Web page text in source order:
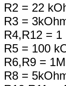
R2 = 22
R3 =
R4,R12 = 1
R5 = 100
R6,R9 =
R8 =